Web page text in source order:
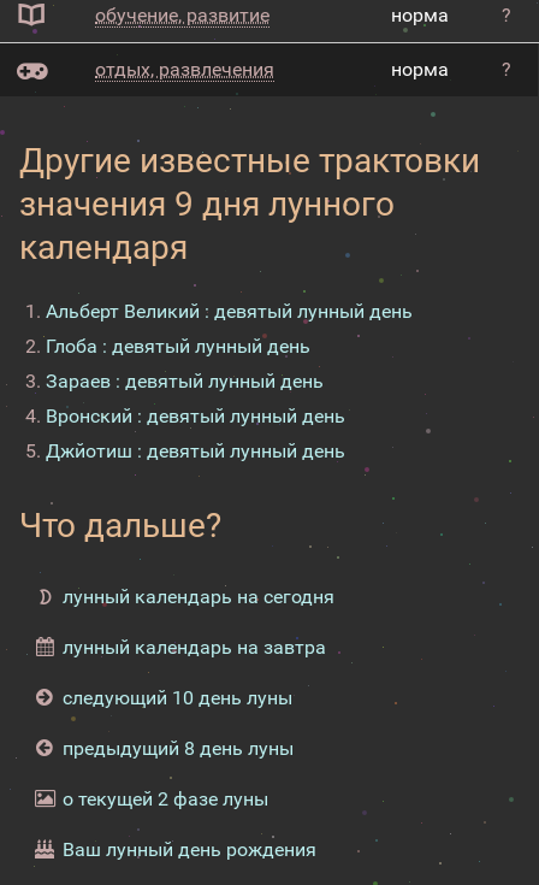
обучение, развитие норма ?
отдых, развлечения норма ?
Другие известные трактовки
значения 9 дня лунного
календаря
Альберт Великий : девятый лунный день
Глоба : девятый лунный день
Зараев : девятый лунный день
Вронский : девятый лунный день
Джйотиш : девятый лунный день
Что дальше?
лунный календарь на сегодня
лунный календарь на завтра
следующий 10 день луны
предыдущий 8 день луны
о текущей 2 фазе луны
Ваш лунный день рождения